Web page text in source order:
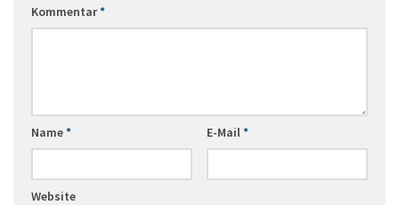
Kommentar*
Name* E-Mail*
Website